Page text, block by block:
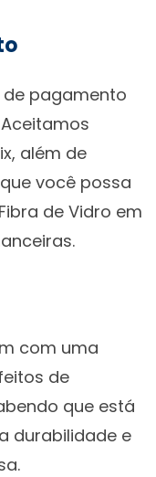
pagamento
além de
você possa
de Vidro em
com uma
de
que está
durabilidade e